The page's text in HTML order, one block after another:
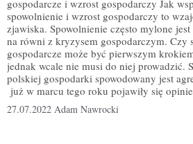
gospodarcze i wzrost gospodarczy Jak
spowolnienie i wzrost gospodarczy to
zjawiska. Spowolnienie często mylone
na równi z kryzysem gospodarczym. Czy
gospodarcze może być pierwszym
jednak wcale nie musi do niej prowadzić.
polskiej gospodarki spowodowany jest
już w marcu tego roku pojawiły się
27.07.2022 Adam Nawrocki